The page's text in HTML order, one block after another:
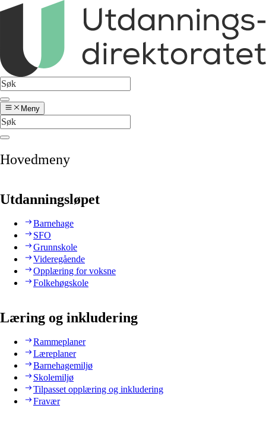
Meny
Hovedmeny
Utdanningsløpet
Barnehage
SFO
Grunnskole
Videregående
Opplæring for voksne
Folkehøgskole
Læring og inkludering
Rammeplaner
Læreplaner
Barnehagemiljø
Skolemiljø
Tilpasset opplæring og inkludering
Fravær